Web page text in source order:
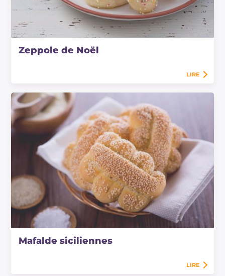
Zeppole de Noël
LIRE
Mafalde siciliennes
LIRE